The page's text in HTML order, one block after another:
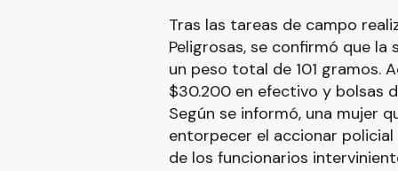
Tras las tareas de campo
Peligrosas, se confirmó que
un peso total de 101 gramos.
$30.200 en efectivo y bolsas
Según se informó, una mujer
entorpecer el accionar
de los funcionarios